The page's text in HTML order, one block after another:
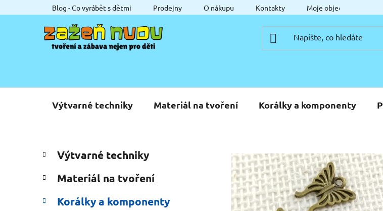
na
Blog - Co vyrábět s dětmi Prodejny O nákupu Kontakty Moje objednávka
Výtvarné techniky Materiál na tvoření Korálky a komponenty
P
o
s
r
Přeskočit
kategorie
a
e
o
Výtvarné techniky
Materiál na tvoření
Korálky a komponenty